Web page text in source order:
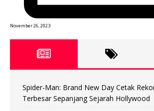
November 26, 2023
Spider-Man: Brand New Day Cetak
Terbesar Sepanjang Sejarah Hollywood